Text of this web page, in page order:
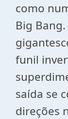
como
Big
funil
saída se
direções